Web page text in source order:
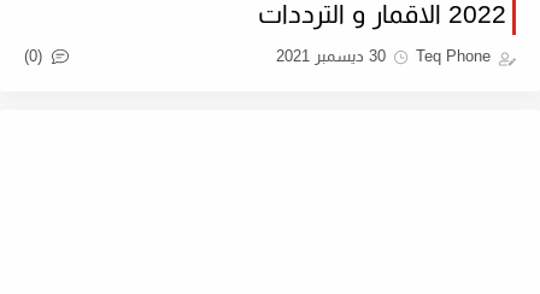
2022 الاقمار و الترددات
Teq Phone 30 ديسمبر 2021 (0)